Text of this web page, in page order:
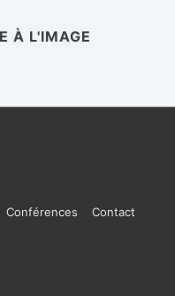
À L'IMAGE
Conférences
Contact